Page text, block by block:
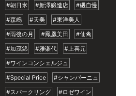
#朝日米
#新澤醸造店
#磯自慢
#森嶋
#天美
#東洋美人
#雨後の月
#鳳凰美田
#仙禽
#加茂錦
#雅楽代
#上喜元
#ワインコンシェルジュ
#Special Price
#シャンパーニュ
#スパークリング
#ロゼワイン